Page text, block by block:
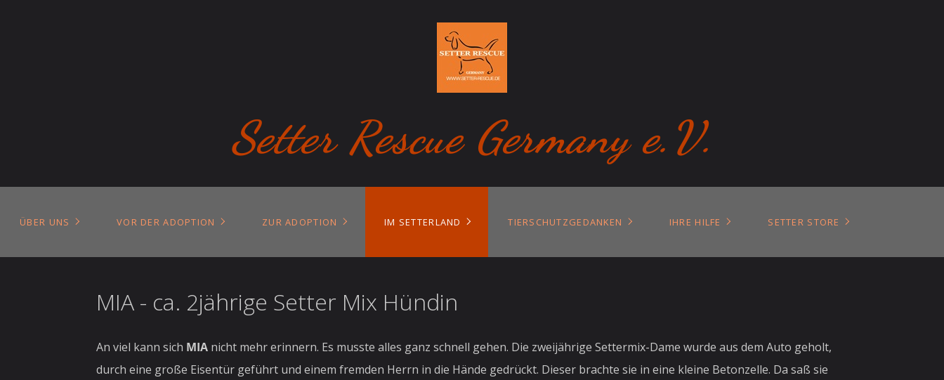
Setter Rescue Germany e.V.
ÜBER UNS VOR DER ADOPTION ZUR ADOPTION IM SETTERLAND TIERSCHUTZGEDANKEN IHRE HILFE SETTER STORE
MIA - ca. 2jährige Setter Mix Hündin
An viel kann sich MIA nicht mehr erinnern. Es musste alles ganz schnell gehen. Die zweijährige Settermix-Dame wurde aus dem Auto geholt,
durch eine große Eisentür geführt und einem fremden Herrn in die Hände gedrückt. Dieser brachte sie in eine kleine Betonzelle. Da saß sie